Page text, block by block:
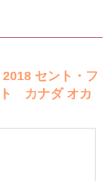
セント・フ
ト カナダ オカ